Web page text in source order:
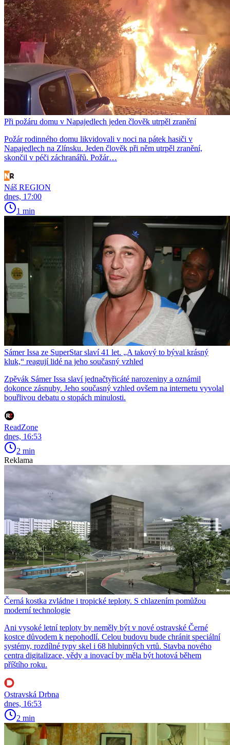
Při požáru domu v Napajedlech jeden člověk utrpěl zranění
Požár rodinného domu likvidovali v noci na pátek hasiči v
Napajedlech na Zlínsku. Jeden člověk při něm utrpěl zranění,
skončil v péči záchranářů. Požár…
Náš REGION
dnes, 17:00
1 min
Sámer Issa ze SuperStar slaví 41 let. „A takový to býval krásný
kluk,“ reagují lidé na jeho současný vzhled
Zpěvák Sámer Issa slaví jednačtyřicáté narozeniny a oznámil
dokonce zásnuby. Jeho současný vzhled ovšem na internetu vyvolal
bouřlivou debatu o stopách minulosti.
ReadZone
dnes, 16:53
2 min
Reklama
Černá kostka zvládne i tropické teploty. S chlazením pomůžou
moderní technologie
Ani vysoké letní teploty by neměly být v nové ostravské Černé
kostce důvodem k nepohodlí. Celou budovu bude chránit speciální
systémy, rozdílné typy skel i 68 hlubinných vrtů. Stavba nového
centra digitalizace, vědy a inovací by měla být hotová během
příštího roku.
Ostravská Drbna
dnes, 16:53
2 min